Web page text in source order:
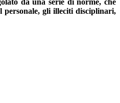
da una serie di norme, che
personale, gli illeciti disciplinari,